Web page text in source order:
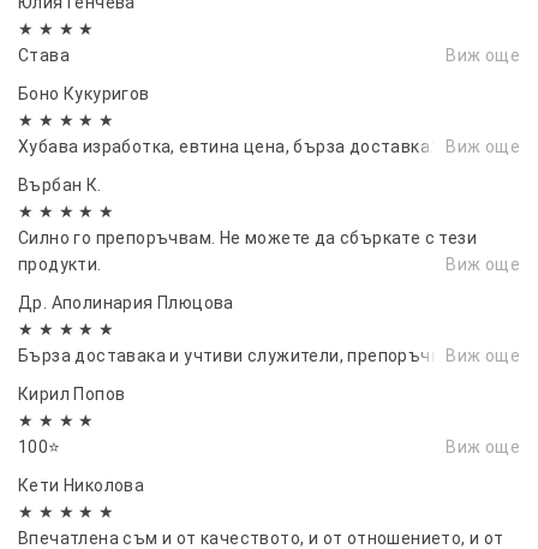
★ ★ ★ ★
Става
Виж още
Боно Кукуригов
★ ★ ★ ★ ★
Хубава изработка, евтина цена, бърза доставка.”
Виж още
Върбан К.
★ ★ ★ ★ ★
Силно го препоръчвам. Не можете да сбъркате с тези
продукти.
Виж още
Др. Аполинария Плюцова
★ ★ ★ ★ ★
Бърза доставака и учтиви служители, препоръчвам!Виж още
Кирил Попов
★ ★ ★ ★
100⭐
Виж още
Кети Николова
★ ★ ★ ★ ★
Впечатлена съм и от качеството, и от отношението, и от